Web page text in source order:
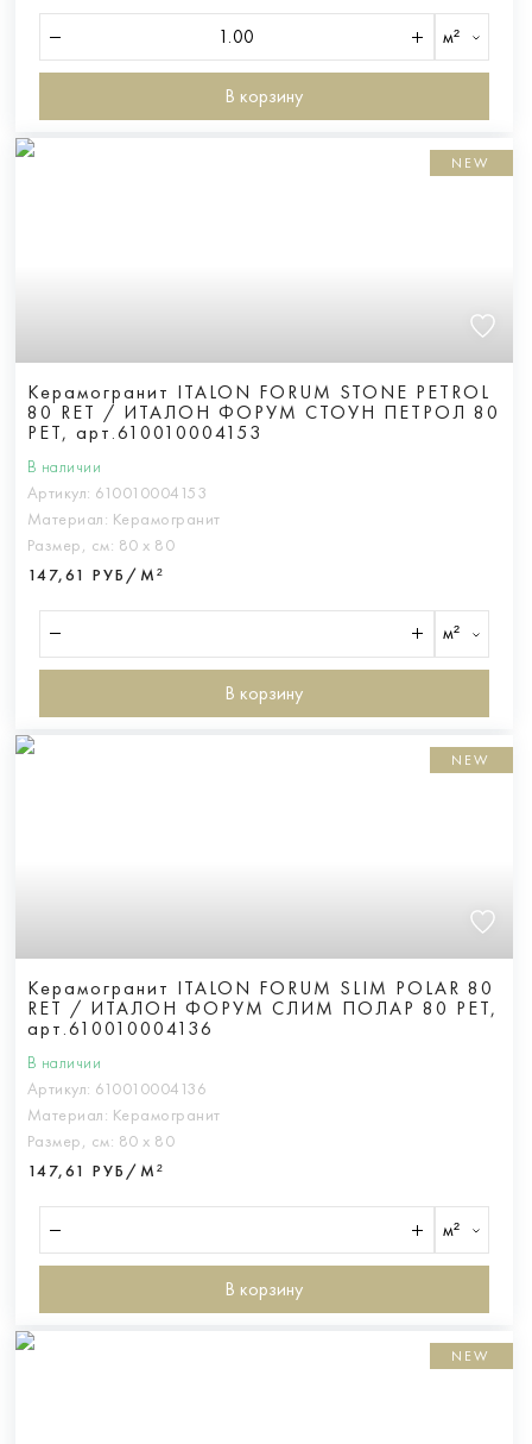
м²
В корзину
NEW
Керамогранит ITALON FORUM STONE PETROL
80 RET / ИТАЛОН ФОРУМ СТОУН ПЕТРОЛ 80
РЕТ, арт.610010004153
В наличии
Артикул: 610010004153
Материал: Керамогранит
Размер, см: 80 х 80
147,61 РУБ/М²
м²
В корзину
NEW
Керамогранит ITALON FORUM SLIM POLAR 80
RET / ИТАЛОН ФОРУМ СЛИМ ПОЛАР 80 РЕТ,
арт.610010004136
В наличии
Артикул: 610010004136
Материал: Керамогранит
Размер, см: 80 х 80
147,61 РУБ/М²
м²
В корзину
NEW